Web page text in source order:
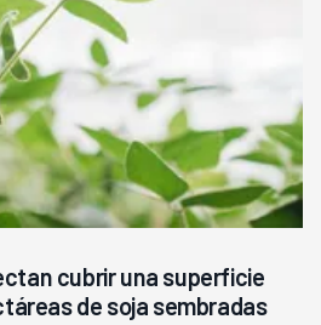
cubrir una superficie
de soja sembradas